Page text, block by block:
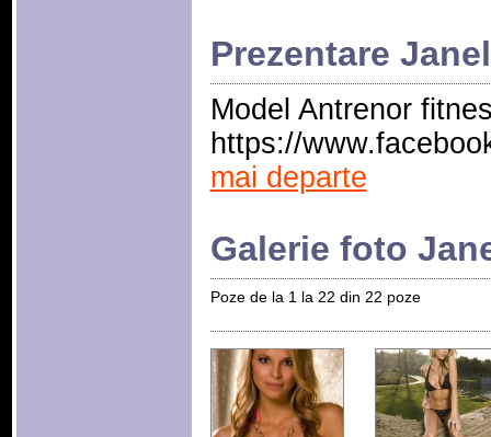
Prezentare
Model Antrenor
https://
mai departe
Galerie foto
Poze de la 1 la 22 din 22 poze